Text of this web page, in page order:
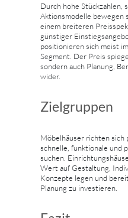
Durch hohe Stückzahlen,
Aktionsmodelle bewegen
einem breiteren
günstiger
positionieren sich meist
Segment. Der Preis
sondern auch Planung,
wider.
Zielgruppen
Möbelhäuser richten sich
schnelle, funktionale und
suchen.
Wert auf Gestaltung,
Konzepte legen und
Planung zu investieren.